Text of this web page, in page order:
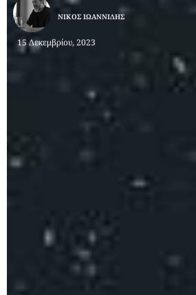
15 Δεκεμβρίου, 2023
ΝΊΚΟΣ ΙΩΑΝΝΊΔΗΣ